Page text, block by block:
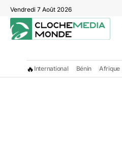
Vendredi 7 Août 2026
🔥 International Bénin Afrique